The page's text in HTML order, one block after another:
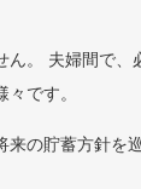
ん。 夫婦間で、
です。
来の貯蓄方針を